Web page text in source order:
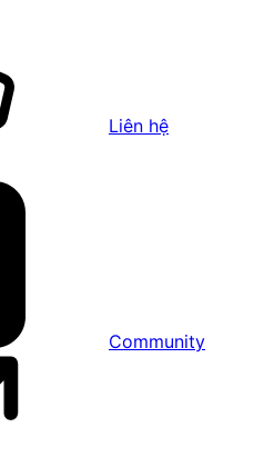
Liên hệ
Community